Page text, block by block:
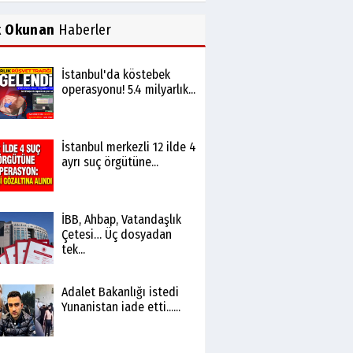
Okunan Haberler
İstanbul'da köstebek
operasyonu! 5.4 milyarlık...
İstanbul merkezli 12 ilde 4
ayrı suç örgütüne...
İBB, Ahbap, Vatandaşlık
Çetesi… Üç dosyadan
tek...
Adalet Bakanlığı istedi
Yunanistan iade etti......